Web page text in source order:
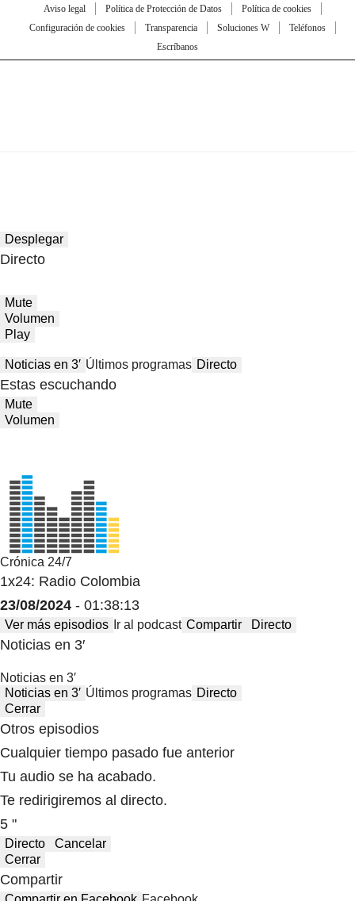
Aviso legal Política de Protección de Datos
Política de cookies
Configuración de cookies
Transparencia Soluciones W
Teléfonos
Escríbanos
Desplegar
Directo
Mute
Volumen
Play
Noticias en 3′ Últimos programas Directo
Estas escuchando
Mute
Volumen
Crónica 24/7
1x24: Radio Colombia
23/08/2024 - 01:38:13
Ver más episodios Ir al podcast Compartir Directo
Noticias en 3′
Noticias en 3′
Noticias en 3′ Últimos programas Directo
Cerrar
Otros episodios
Cualquier tiempo pasado fue anterior
Tu audio se ha acabado.
Te redirigiremos al directo.
5 "
Directo
Cancelar
Cerrar
Compartir